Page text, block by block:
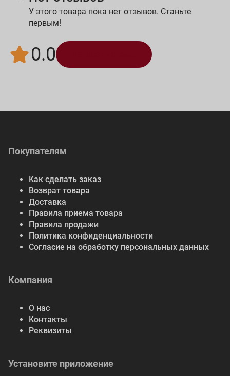
У этого товара пока нет отзывов. Станьте
первым!
0.0
Покупателям
Как сделать заказ
Возврат товара
Доставка
Правила приема товара
Правила продажи
Политика конфиденциальности
Согласие на обработку персональных данных
Компания
О нас
Контакты
Реквизиты
Установите приложение